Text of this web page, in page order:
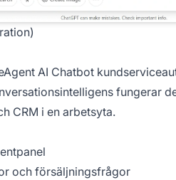
AI Chatbot
fungerar
CRM i en arbetsyta.
och försäljningsfrågor